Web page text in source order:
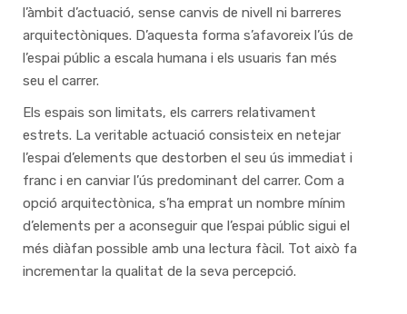
l’àmbit d’actuació, sense canvis de nivell ni barreres
arquitectòniques. D’aquesta forma s’afavoreix l’ús de
l’espai públic a escala humana i els usuaris fan més
seu el carrer.
Els espais son limitats, els carrers relativament
estrets. La veritable actuació consisteix en netejar
l’espai d’elements que destorben el seu ús immediat i
franc i en canviar l’ús predominant del carrer. Com a
opció arquitectònica, s’ha emprat un nombre mínim
d’elements per a aconseguir que l’espai públic sigui el
més diàfan possible amb una lectura fàcil. Tot això fa
incrementar la qualitat de la seva percepció.